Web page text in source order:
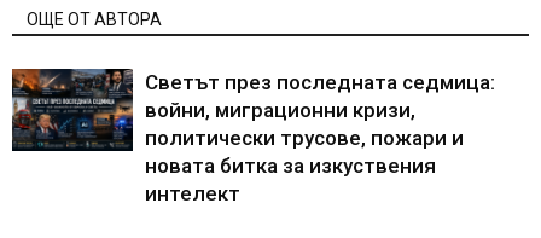
ОЩЕ ОТ АВТОРА
Светът през последната седмица:
войни, миграционни кризи,
политически трусове, пожари и
новата битка за изкуствения
интелект